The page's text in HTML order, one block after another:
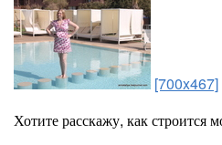
[700x467]
Хотите расскажу, как строится